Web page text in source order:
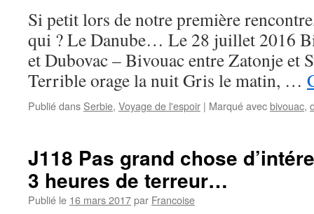
Si petit lors de notre première
qui ? Le Danube… Le 28 juillet 2016
et Dubovac – Bivouac entre Zatonje et
Terrible orage la nuit Gris le matin, …
Publié dans Serbie, Voyage de l'espoir | Marqué avecbivouac,
J118 Pas grand chose
3 heures de terreur…
Publié le 16 mars 2017par Francoise